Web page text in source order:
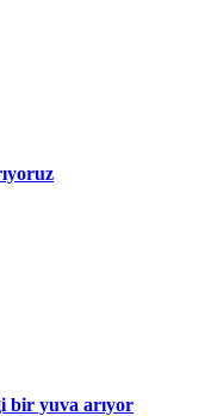
bir yuva arıyor